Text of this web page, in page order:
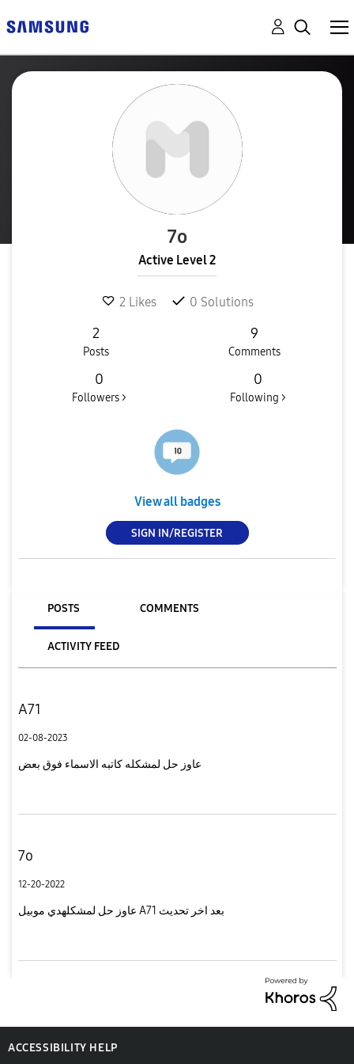
7o
Active Level 2
2 Likes 0 Solutions
2
Posts
9
Comments
0
Followers >
0
Following >
View all badges
SIGN IN/REGISTER
POSTS COMMENTS
ACTIVITY FEED
A71
02-08-2023
عاوز حل لمشكله كاتبه الاسماء فوق بعض
7o
12-20-2022
عاوز حل لمشكلهدي موبيل A71 بعد اخر تحديث
ACCESSIBILITY HELP